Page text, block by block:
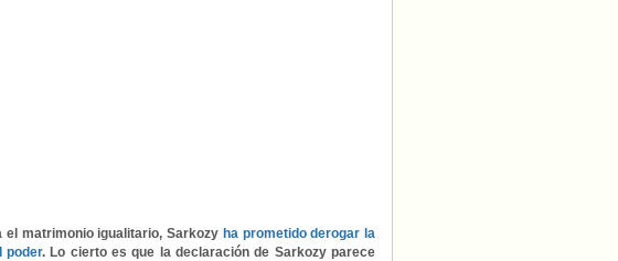
matrimonio igualitario, Sarkozy ha prometido derogar la
poder. Lo cierto es que la declaración de Sarkozy parece